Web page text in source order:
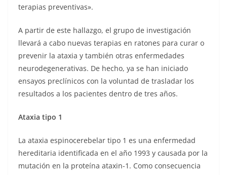
terapias preventivas».
A partir de este hallazgo, el grupo de investigación
llevará a cabo nuevas terapias en ratones para curar o
prevenir la ataxia y también otras enfermedades
neurodegenerativas. De hecho, ya se han iniciado
ensayos preclínicos con la voluntad de trasladar los
resultados a los pacientes dentro de tres años.
Ataxia tipo 1
La ataxia espinocerebelar tipo 1 es una enfermedad
hereditaria identificada en el año 1993 y causada por la
mutación en la proteína ataxin-1. Como consecuencia